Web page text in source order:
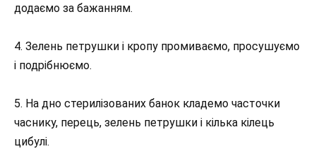
додаємо за бажанням.
4. Зелень петрушки і кропу промиваємо, просушуємо
і подрібнюємо.
5. На дно стерилізованих банок кладемо часточки
часнику, перець, зелень петрушки і кілька кілець
цибулі.